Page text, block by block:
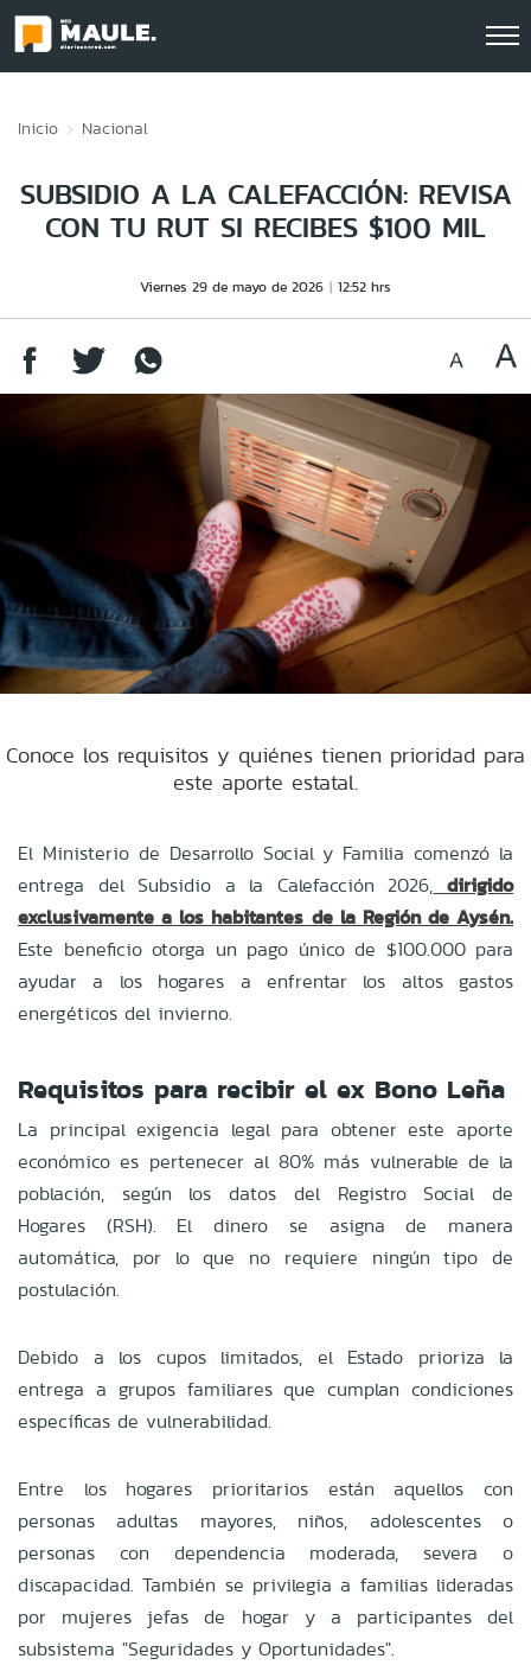
Inicio Nacional
SUBSIDIO A LA CALEFACCIÓN: REVISA
CON TU RUT SI RECIBES $100 MIL
Viernes 29 de mayo de 2026 12:52 hrs
Conoce los requisitos y quiénes tienen prioridad para
este aporte estatal.
El Ministerio de Desarrollo Social y Familia comenzó la
entrega del Subsidio a la Calefacción 2026, dirigido
exclusivamente a los habitantes de la Región de Aysén.
Este beneficio otorga un pago único de $100.000 para
ayudar a los hogares a enfrentar los altos gastos
energéticos del invierno.
Requisitos para recibir el ex Bono Leña
La principal exigencia legal para obtener este aporte
económico es pertenecer al 80% más vulnerable de la
población, según los datos del Registro Social de
Hogares (RSH). El dinero se asigna de manera
automática, por lo que no requiere ningún tipo de
postulación.
Debido a los cupos limitados, el Estado prioriza la
entrega a grupos familiares que cumplan condiciones
específicas de vulnerabilidad.
Entre los hogares prioritarios están aquellos con
personas adultas mayores, niños, adolescentes o
personas con dependencia moderada, severa o
discapacidad. También se privilegia a familias lideradas
por mujeres jefas de hogar y a participantes del
subsistema "Seguridades y Oportunidades".